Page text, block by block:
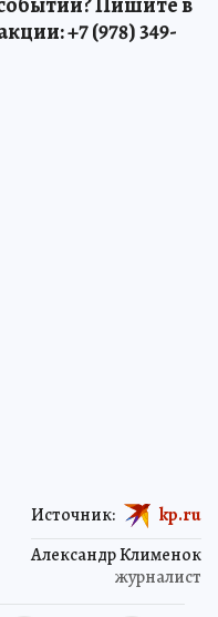
+7 (978) 349-
Александр Клименок
журналист
Источник: kp.ru